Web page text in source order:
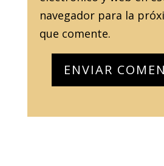
navegador para la
que comente.